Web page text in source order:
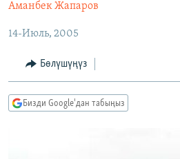
ТВ ПРОГРАММАЛАР
БҮГҮН АЗАТТЫКТА
ЭКСПЕРТТЕР ТАЛДАЙТ
ДАНИСТЕ
ПОДКАСТ
ӨЗГӨЧӨ ПИКИР
Русский
Аманбек Жапаров
14-Июль, 2005
Бөлүшүңүз
Бизди Google'дан табыңыз